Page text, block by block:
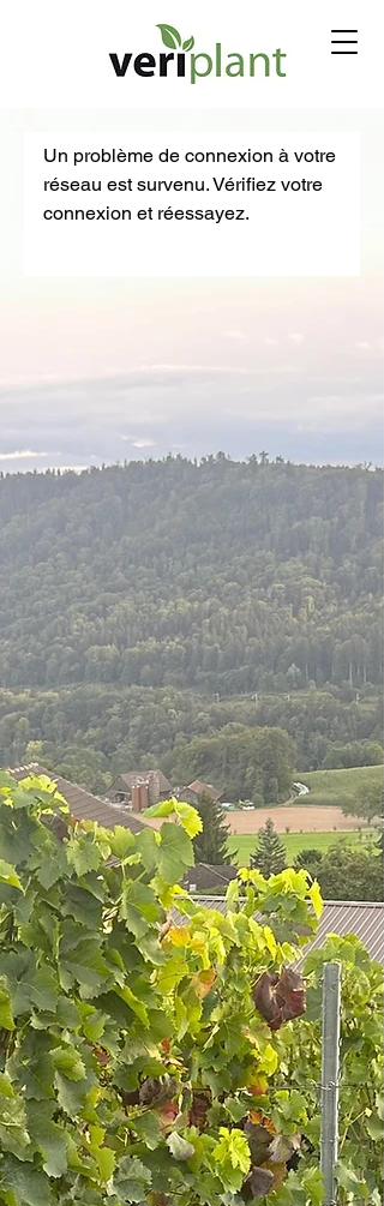
Un problème de connexion à votre
réseau est survenu. Vérifiez votre
connexion et réessayez.